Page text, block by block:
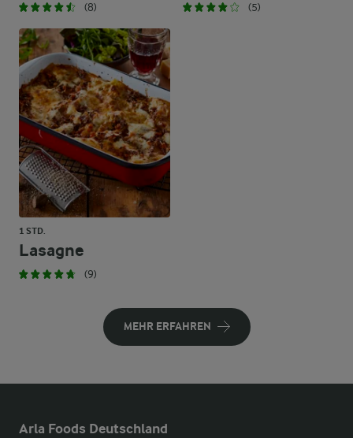
(8) (5)
1 STD.
Lasagne
(9)
MEHR ERFAHREN
Arla Foods Deutschland